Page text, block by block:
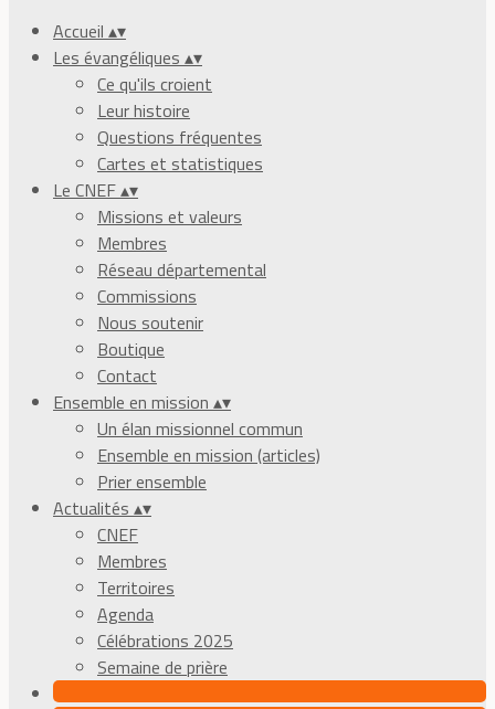
Accueil ▴▾
Les évangéliques ▴▾
Ce qu'ils croient
Leur histoire
Questions fréquentes
Cartes et statistiques
Le CNEF▴▾
Missions et valeurs
Membres
Réseau départemental
Commissions
Nous soutenir
Boutique
Contact
Ensemble en mission ▴▾
Un élan missionnel commun
Ensemble en mission (articles)
Prier ensemble
Actualités ▴▾
CNEF
Membres
Territoires
Agenda
Célébrations 2025
Semaine de prière